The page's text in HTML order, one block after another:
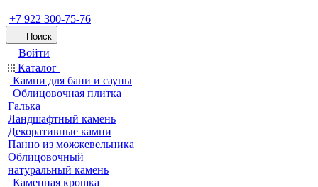
+7 922 300-75-76
Поиск
Войти
Каталог
Камни для бани и сауны
Облицовочная плитка
Галька
Ландшафтный камень
Декоративные камни
Панно из можжевельника
Облицовочный
натуральный камень
Каменная крошка